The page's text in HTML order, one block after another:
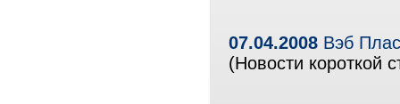
07.04.2008 Вэб
(Новости короткой